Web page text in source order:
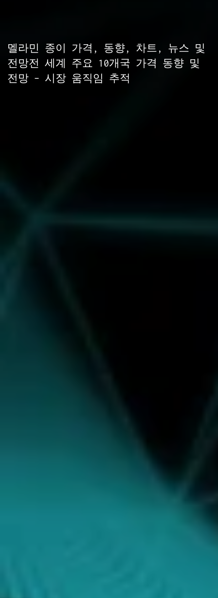
멜라민 종이 가격, 동향, 차트, 뉴스 및
전망전 세계 주요 10개국 가격 동향 및
전망 – 시장 움직임 추적